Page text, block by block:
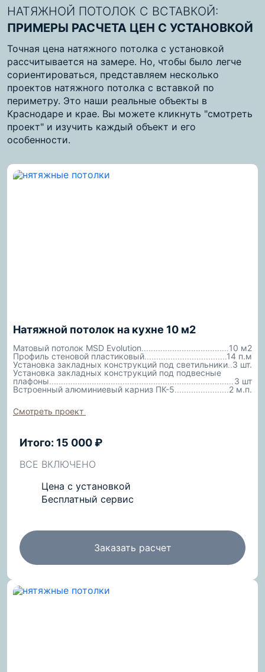
НАТЯЖНОЙ ПОТОЛОК С ВСТАВКОЙ:
ПРИМЕРЫ РАСЧЕТА ЦЕН С УСТАНОВКОЙ
Точная цена натяжного потолка с установкой
рассчитывается на замере. Но, чтобы было легче
сориентироваться, представляем несколько
проектов натяжного потолка с вставкой по
периметру. Это наши реальные объекты в
Краснодаре и крае. Вы можете кликнуть "смотреть
проект" и изучить каждый объект и его
особенности.
Натяжной потолок на кухне 10 м2
Матовый потолок MSD Evolution
10 м2
Профиль стеновой пластиковый
14 п.м
Установка закладных конструкций под светильники 3 шт.
Установка закладных конструкций под подвесные
плафоны
3 шт
Встроенный алюминиевый карниз ПК-5
2 м.п.
Смотреть проект
Итого: 15 000 ₽
ВСЕ ВКЛЮЧЕНО
Цена с установкой
Бесплатный сервис
Заказать расчет